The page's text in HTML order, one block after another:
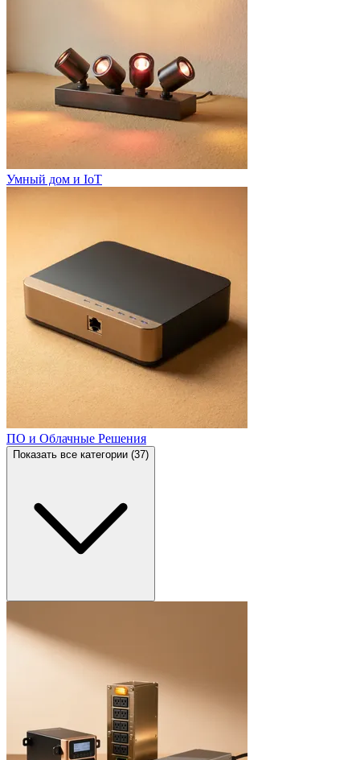
Умный дом и IoT
ПО и Облачные Решения
Показать все категории (37)